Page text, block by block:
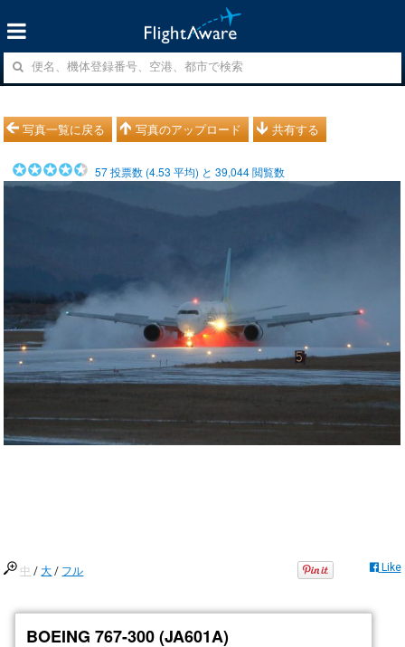
写真一覧に戻る 写真のアップロード 共有する
57投票数 (4.53 平均) と39,044閲覧数
中 /大 / フル Like
BOEING 767-300 (JA601A)